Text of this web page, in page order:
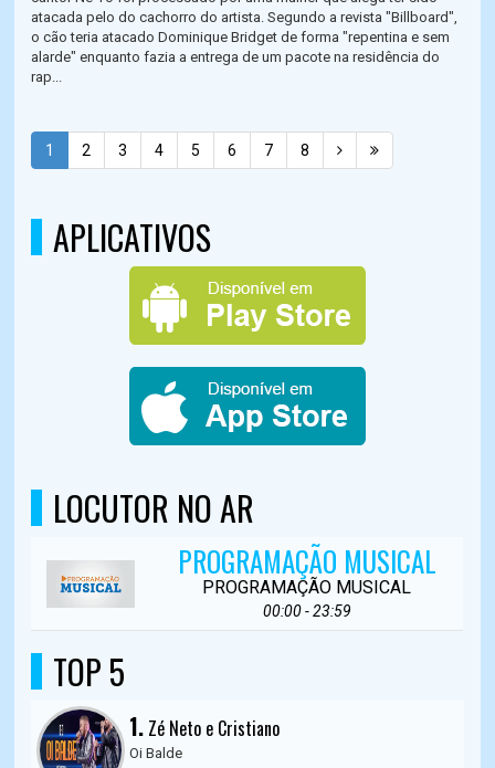
atacada pelo do cachorro do artista. Segundo a revista "Billboard",
o cão teria atacado Dominique Bridget de forma "repentina e sem
alarde" enquanto fazia a entrega de um pacote na residência do
rap...
1 2 3 4 5 6 7 8
APLICATIVOS
LOCUTOR NO AR
PROGRAMAÇÃO MUSICAL
PROGRAMAÇÃO MUSICAL
00:00 - 23:59
TOP 5
1. Zé Neto e Cristiano
Oi Balde